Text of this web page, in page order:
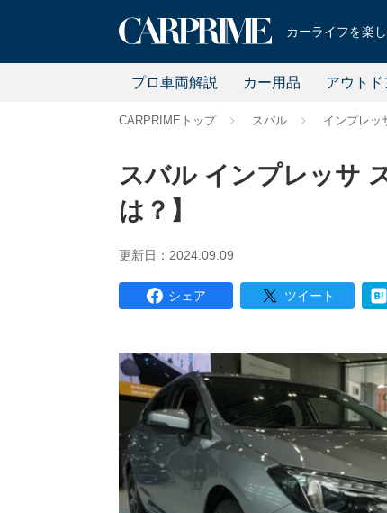
カーライフを楽
プロ車両解説 カー用品 アウトド
CARPRIMEトップ スバル インプレッ
スバル インプレッサ
は？】
更新日：2024.09.09
シェア ツイート